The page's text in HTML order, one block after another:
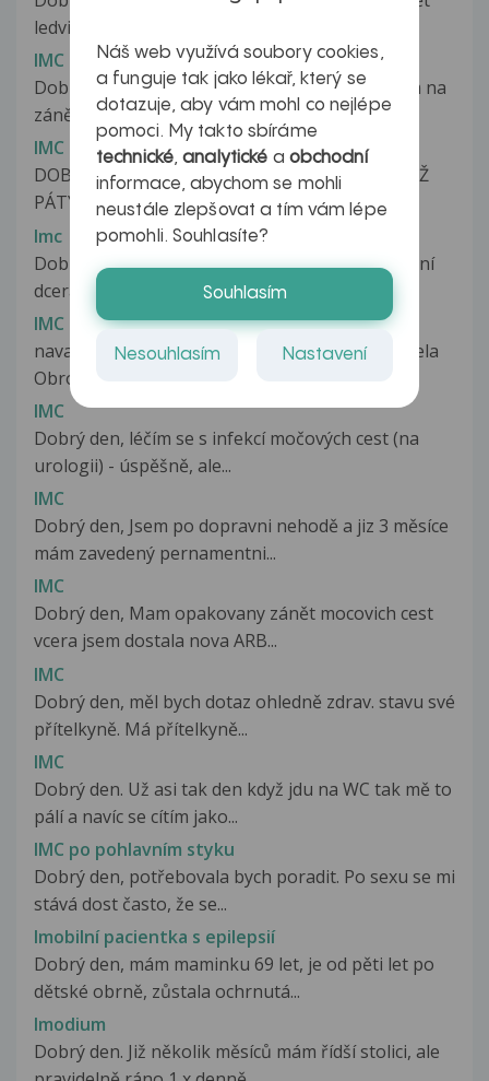
ledvin a od té doby mám problémy...
IMC
Dobrý den, na začátek bych hned řekla, že jsem na
záněty močového měchýře nikdy...
IMC
DOBRÝ VEČER,OMLOUVÁM SE,ALE TRÁPÍ MĚ UŽ
PÁTÝ DEN BOLESTI NA PRAVÉM BOKU JDE...
Imc
Dobrý den, prosím Vás o radu. Moje dvouměsíční
dcera má stále vyplazený jazyk...
IMC
navazani na komunikaci ze vcera s MUDr. Daniela
Obrová. Dobry den. Pokracuji...
IMC
Dobrý den, léčím se s infekcí močových cest (na
urologii) - úspěšně, ale...
IMC
Dobrý den, Jsem po dopravni nehodě a jiz 3 měsíce
mám zavedený pernamentni...
IMC
Dobrý den, Mam opakovany zánět mocovich cest
vcera jsem dostala nova ARB...
IMC
Dobrý den, měl bych dotaz ohledně zdrav. stavu své
přítelkyně. Má přítelkyně...
IMC
Dobrý den. Už asi tak den když jdu na WC tak mě to
pálí a navíc se cítím jako...
IMC po pohlavním styku
Dobrý den, potřebovala bych poradit. Po sexu se mi
stává dost často, že se...
Imobilní pacientka s epilepsií
Dobrý den, mám maminku 69 let, je od pěti let po
dětské obrně, zůstala ochrnutá...
Imodium
Dobrý den. Již několik měsíců mám řídší stolici, ale
Náš web využívá soubory cookies,
a funguje tak jako lékař, který se
dotazuje, aby vám mohl co nejlépe
pomoci. My takto sbíráme
technické,analytické a obchodní
informace, abychom se mohli
neustále zlepšovat a tím vám lépe
pomohli. Souhlasíte?
Souhlasím
Nesouhlasím Nastavení